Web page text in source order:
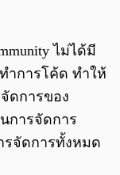
ไม่ได้มี
ำการโค้ด ทำให้
ดการของ
การจัดการ
จัดการทั้งหมด